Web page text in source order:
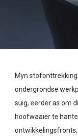
Myn
ondergrondse
suig, eerder as om
hoofwaaier te